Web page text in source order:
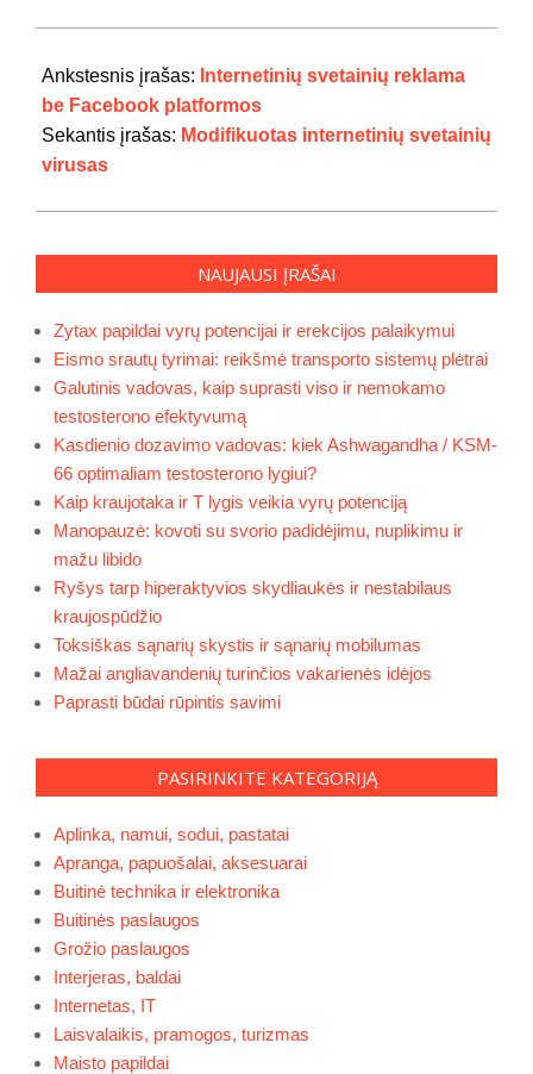
11-
12
Ankstesnis įrašas: Internetinių svetainių reklama
be Facebook platformos
Sekantis įrašas: Modifikuotas internetinių svetainių
virusas
NAUJAUSI ĮRAŠAI
Zytax papildai vyrų potencijai ir erekcijos palaikymui
Eismo srautų tyrimai: reikšmė transporto sistemų plėtrai
Galutinis vadovas, kaip suprasti viso ir nemokamo
testosterono efektyvumą
Kasdienio dozavimo vadovas: kiek Ashwagandha / KSM-
66 optimaliam testosterono lygiui?
Kaip kraujotaka ir T lygis veikia vyrų potenciją
Manopauzė: kovoti su svorio padidėjimu, nuplikimu ir
mažu libido
Ryšys tarp hiperaktyvios skydliaukės ir nestabilaus
kraujospūdžio
Toksiškas sąnarių skystis ir sąnarių mobilumas
Mažai angliavandenių turinčios vakarienės idėjos
Paprasti būdai rūpintis savimi
PASIRINKITE KATEGORIJĄ
Aplinka, namui, sodui, pastatai
Apranga, papuošalai, aksesuarai
Buitinė technika ir elektronika
Buitinės paslaugos
Grožio paslaugos
Interjeras, baldai
Internetas, IT
Laisvalaikis, pramogos, turizmas
Maisto papildai